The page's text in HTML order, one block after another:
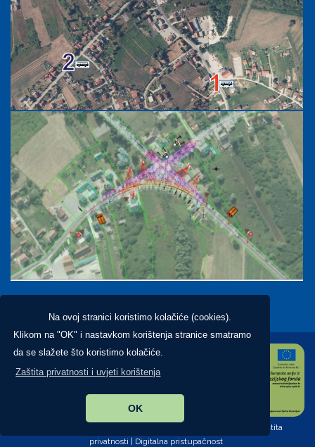
Na ovoj stranici koristimo kolačiće (cookies).
Klikom na "OK" i nastavkom korištenja stranice smatramo
da se slažete što koristimo kolačiće.
Zaštita privatnosti i uvjeti korištenja
OK
Zaštita
privatnosti
Digitalna pristupačnost